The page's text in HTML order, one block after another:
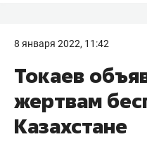
8 января 2022, 11:42
Токаев
жертвам
Казахстане